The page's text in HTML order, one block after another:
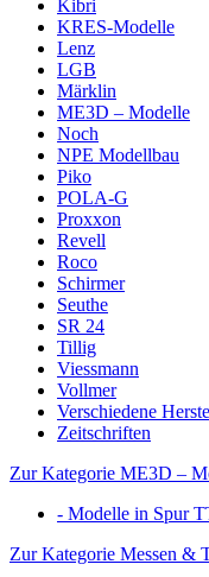
Kibri
KRES-Modelle
Lenz
LGB
Märklin
ME3D – Modelle
Noch
NPE Modellbau
Piko
POLA-G
Proxxon
Revell
Roco
Schirmer
Seuthe
SR 24
Tillig
Viessmann
Vollmer
Verschiedene
Zeitschriften
Zur Kategorie ME3D –
- Modelle in Spur
Zur Kategorie Messen &